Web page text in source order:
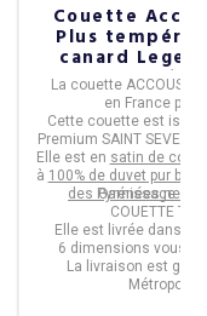
Couette
Plus
canard
La couette ACCOUS
en France par
Cette couette est
Premium SAINT SEVER
Elle est en satin de coton
à 100% de duvet pur
des Pyrénées neuf
Garnissage de
COUETTE
Elle est livrée dans
6 dimensions vous
La livraison est